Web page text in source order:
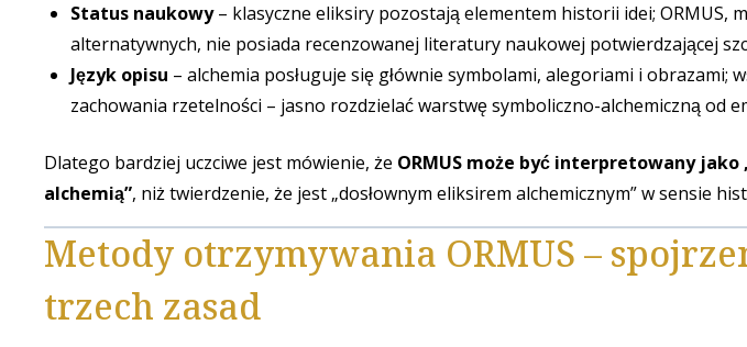
Status naukowy– klasyczne eliksiry pozostają elementem historii idei; ORMUS,
alternatywnych, nie posiada recenzowanej literatury naukowej potwierdzającej
Język opisu – alchemia posługuje się głównie symbolami, alegoriami i obrazami;
zachowania rzetelności – jasno rozdzielać warstwę symboliczno-alchemiczną od
Dlatego bardziej uczciwe jest mówienie, że ORMUS może być interpretowany
alchemią”, niż twierdzenie, że jest „dosłownym eliksirem alchemicznym” w sensie
Metody otrzymywania ORMUS –
trzech zasad